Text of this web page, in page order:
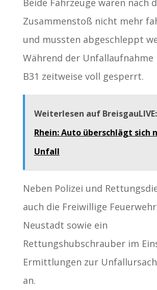
Beide Fahrzeuge waren nach
Zusammenstoß nicht mehr
und mussten abgeschleppt
Während der Unfallaufnahme
B31 zeitweise voll gesperrt.
Weiterlesen auf BreisgauLIVE:
Rhein: Auto überschlägt sich
Unfall
Neben Polizei und
auch die Freiwillige
Neustadt sowie ein
Rettungshubschrauber im
Ermittlungen zur
an.